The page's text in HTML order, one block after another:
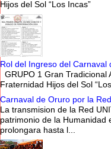
Hijos del Sol
Rol del Ingreso del
GRUPO 1 Gran
Fraternidad Hijos
Carnaval de Oruro por la
La transmision de la Red
patrimonio de la Humanidad
prolongara hasta l...